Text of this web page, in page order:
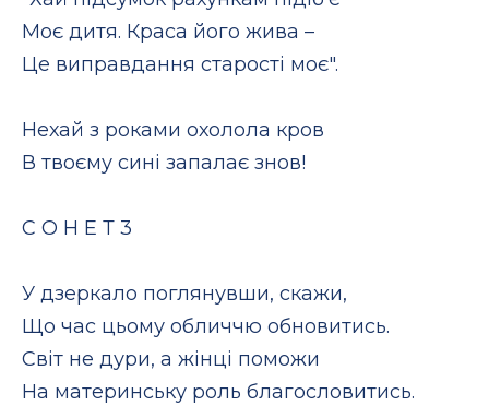
Моє дитя. Краса його жива –
Це виправдання старості моє".
Нехай з роками охолола кров
В твоєму сині запалає знов!
С О Н Е Т 3
У дзеркало поглянувши, скажи,
Що час цьому обличчю обновитись.
Світ не дури, а жінці поможи
На материнську роль благословитись.